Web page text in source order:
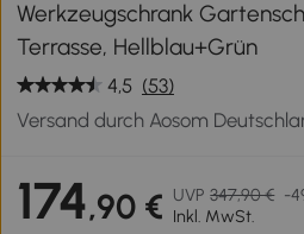
Werkzeugschrank
Terrasse, Hellblau+Grün
4,5 (53)
Versand durch Aosom
174,90 € UVP 347,90 € -
Inkl. MwSt.